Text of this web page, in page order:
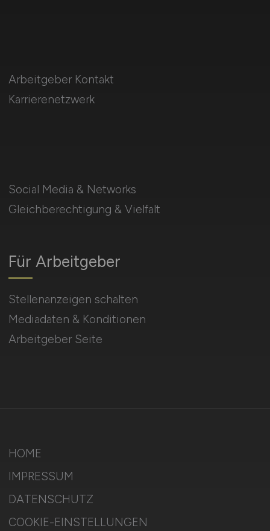
Social Media & Networks
Gleichberechtigung & Vielfalt
Für Arbeitgeber
Stellenanzeigen schalten
Mediadaten & Konditionen
Arbeitgeber Seite
Arbeitgeber Kontakt
Karrierenetzwerk
HOME
IMPRESSUM
DATENSCHUTZ
COOKIE-EINSTELLUNGEN